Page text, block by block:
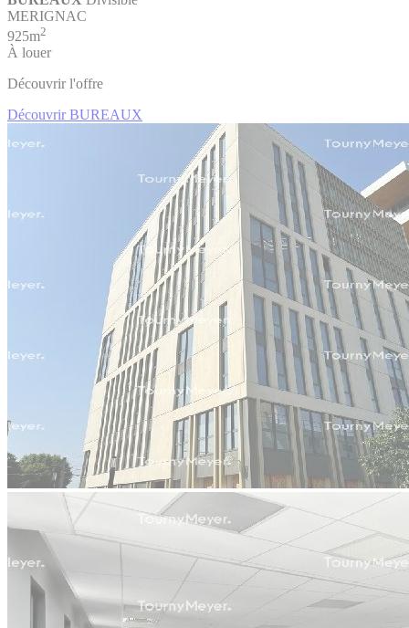
MERIGNAC
925m2
À louer
Découvrir l'offre
Découvrir BUREAUX